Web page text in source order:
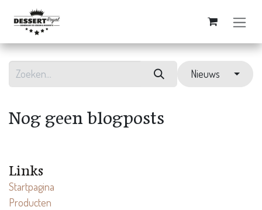
Overslaan naar inhoud
Nieuws
Nog geen blogposts
Links
Startpagina
Producten